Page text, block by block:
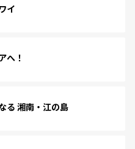
イ
へ！
る 湘南・江の島